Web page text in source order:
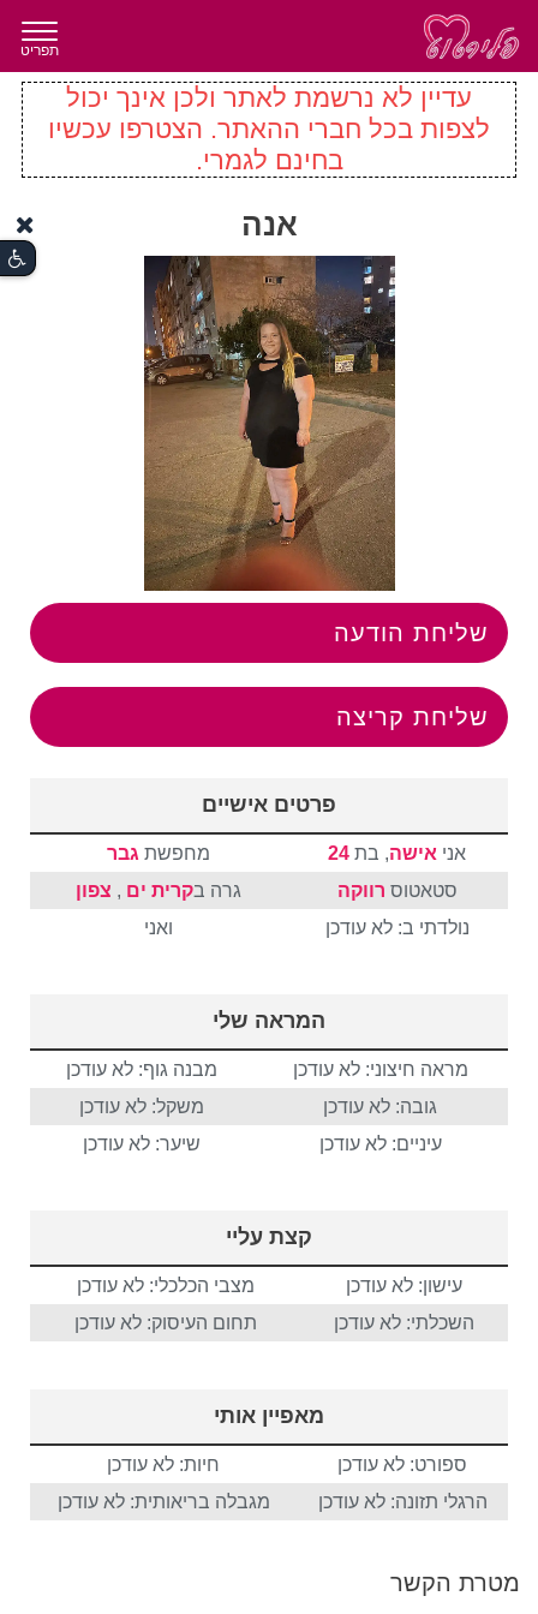
תפריט
עדיין לא נרשמת לאתר ולכן אינך יכול
לצפות בכל חברי ההאתר. הצטרפו עכשיו
בחינם לגמרי.
אנה
שליחת הודעה
שליחת קריצה
פרטים אישיים
אני אישה, בת 24 מחפשת גבר
סטאטוס רווקה גרה בקרית ים , צפון
נולדתי ב: לא עודכן
ואני
המראה שלי
מראה חיצוני: לא עודכן
מבנה גוף: לא עודכן
גובה: לא עודכן
משקל: לא עודכן
עיניים: לא עודכן
שיער: לא עודכן
קצת עליי
עישון: לא עודכן
מצבי הכלכלי: לא עודכן
השכלתי: לא עודכן
תחום העיסוק: לא עודכן
מאפיין אותי
ספורט: לא עודכן
חיות: לא עודכן
הרגלי תזונה: לא עודכן
מגבלה בריאותית: לא עודכן
מטרת הקשר